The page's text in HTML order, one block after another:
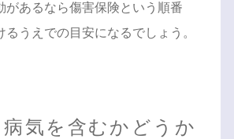
があるなら傷害保険という順番
るうえでの目安になるでしょう。
病気を含むかどうか